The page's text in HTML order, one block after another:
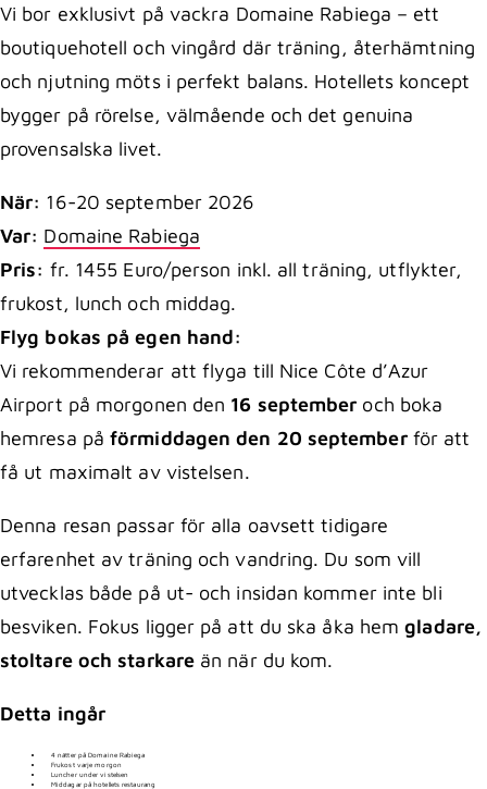
Vi bor exklusivt på vackra Domaine Rabiega – ett
boutiquehotell och vingård där träning, återhämtning
och njutning möts i perfekt balans. Hotellets koncept
bygger på rörelse, välmående och det genuina
provensalska livet.
När: 16-20 september 2026
Var: Domaine Rabiega
Pris: fr. 1455 Euro/person inkl. all träning, utflykter,
frukost, lunch och middag.
Flyg bokas på egen hand:
Vi rekommenderar att flyga till Nice Côte d’Azur
Airport på morgonen den 16 september och boka
hemresa påförmiddagen den 20 septemberför att
få ut maximalt av vistelsen.
Denna resan passar för alla oavsett tidigare
erfarenhet av träning och vandring. Du som vill
utvecklas både på ut- och insidan kommer inte bli
besviken. Fokus ligger på att du ska åka hemgladare,
stoltare och starkareän när du kom.
Detta ingår
4 nätter på Domaine Rabiega
Frukost varje morgon
Luncher under vistelsen
Middagar på hotellets restaurang